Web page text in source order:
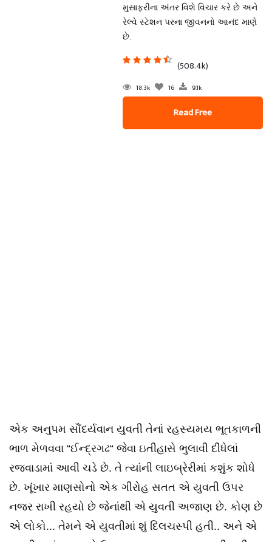
મુસાફરીના અંતર વિશે વિચાર કરે છે અને
રેલ્વે સ્ટેશન પરના જીવનનો આનંદ માણે
છે.
(508.4k)
18.3k 16 9.1k
Read Free
એક અનુપમ સૌંદર્યવાન યુવતી તેનાં રહસ્યમય ભૂતકાળની
ભાળ મેળવવા “ઈન્દ્રગઢ“ જેવા ઇતીહાસે ભુલાવી દીધેલાં
રજવાડામાં આવી ચડે છે. તે ત્યાંની લાઇબ્રેરીમાં કશુંક શોધે
છે. ખૂંખાર માણસોનો એક ગીરોહ સતત એ યુવતી ઉપર
નજર રાખી રહયો છે જેનાંથી એ યુવતી અજાણ છે. કોણ છે
એ લોકો... તેમને એ યુવતીમાં શું દિલચસ્પી હતી.. અને એ